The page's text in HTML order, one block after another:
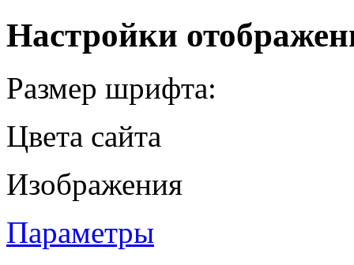
Настройки
Размер шрифта:
Цвета сайта
Изображения
Параметры